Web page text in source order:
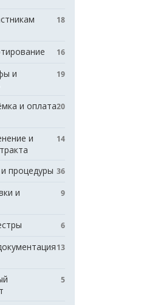
18
16
и
19
и оплата20
и
14
процедуры 36
и
9
6
13
5